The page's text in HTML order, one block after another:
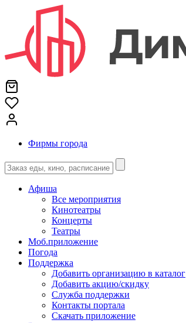
Фирмы города
Афиша
Все мероприятия
Кинотеатры
Концерты
Театры
Моб.приложение
Погода
Поддержка
Добавить организацию в каталог
Добавить акцию/скидку
Служба поддержки
Контакты портала
Скачать приложение